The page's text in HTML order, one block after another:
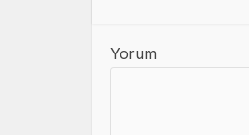
Yorum